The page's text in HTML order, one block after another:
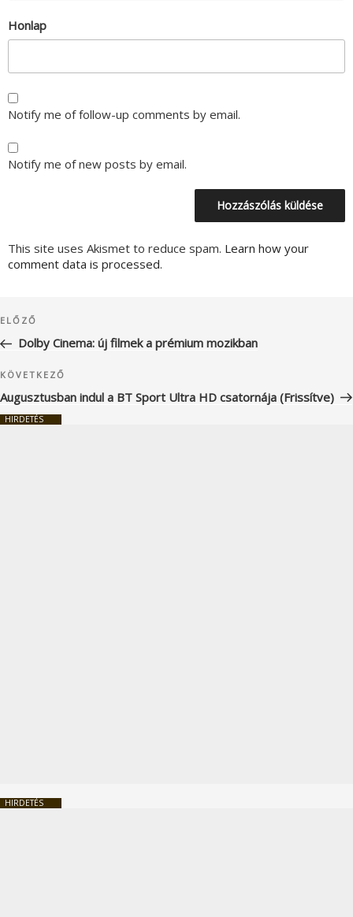
Honlap
Notify me of follow-up comments by email.
Notify me of new posts by email.
This site uses Akismet to reduce spam. Learn how your
comment data is processed.
navigáció
Korábbi
bejegyzés
ELŐZŐ
Dolby Cinema: új filmek a prémium mozikban
Következő
bejegyzés
KÖVETKEZŐ
Augusztusban indul a BT Sport Ultra HD csatornája (Frissítve)
HIRDETÉS
HIRDETÉS